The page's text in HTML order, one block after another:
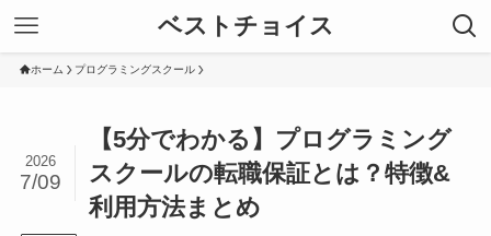
ベストチョイス
ホーム プログラミングスクール
【5分でわかる】プログラミング
スクールの転職保証とは？特徴&
利用方法まとめ
2026
7/09